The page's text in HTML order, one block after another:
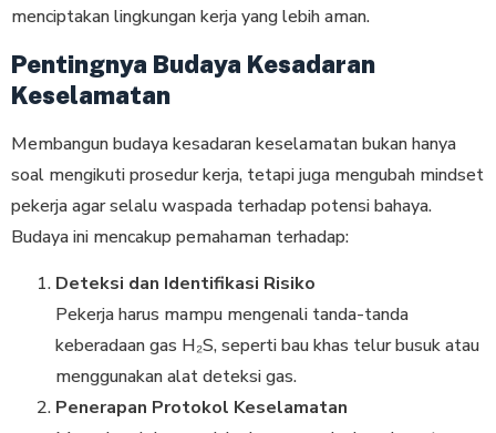
menciptakan lingkungan kerja yang lebih aman.
Pentingnya Budaya Kesadaran
Keselamatan
Membangun budaya kesadaran keselamatan bukan hanya
soal mengikuti prosedur kerja, tetapi juga mengubah mindset
pekerja agar selalu waspada terhadap potensi bahaya.
Budaya ini mencakup pemahaman terhadap:
Deteksi dan Identifikasi Risiko
Pekerja harus mampu mengenali tanda-tanda
keberadaan gas H₂S, seperti bau khas telur busuk atau
menggunakan alat deteksi gas.
Penerapan Protokol Keselamatan